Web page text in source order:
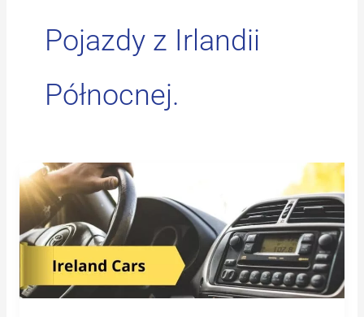
Pojazdy z Irlandii
Północnej.
Rejestracja
samochodu
z
Irlandii
Północnej
w